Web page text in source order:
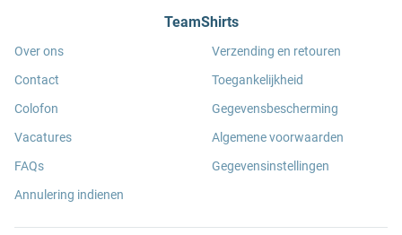
TeamShirts
Over ons
Contact
Colofon
Vacatures
FAQs
Annulering indienen
Verzending en retouren
Toegankelijkheid
Gegevensbescherming
Algemene voorwaarden
Gegevensinstellingen